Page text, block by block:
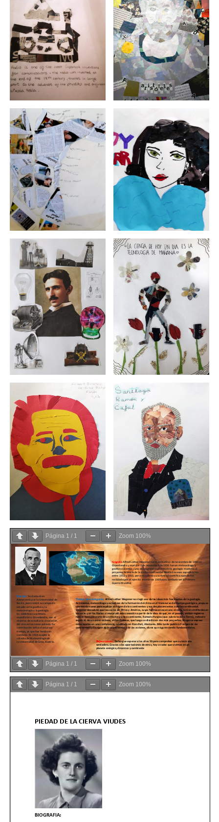
Página 1 / 1 Zoom 100%
Página 1 / 1 Zoom 100%
Página 1 / 1 Zoom 100%